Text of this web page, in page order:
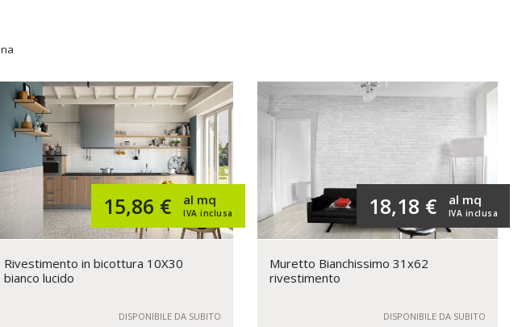
15,86 € IVA inclusa
al mq
Rivestimento in bicottura 10X30
bianco lucido
DISPONIBILE DA SUBITO
18,18 € IVA inclusa
al mq
Muretto Bianchissimo 31x62
rivestimento
DISPONIBILE DA SUBITO